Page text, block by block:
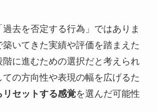
過去を否定する行為」ではありま
いてきた実績や評価を踏まえた
階に進むための選択だと考えられ
ての方向性や表現の幅を広げるた
リセットする感覚を選んだ可能性